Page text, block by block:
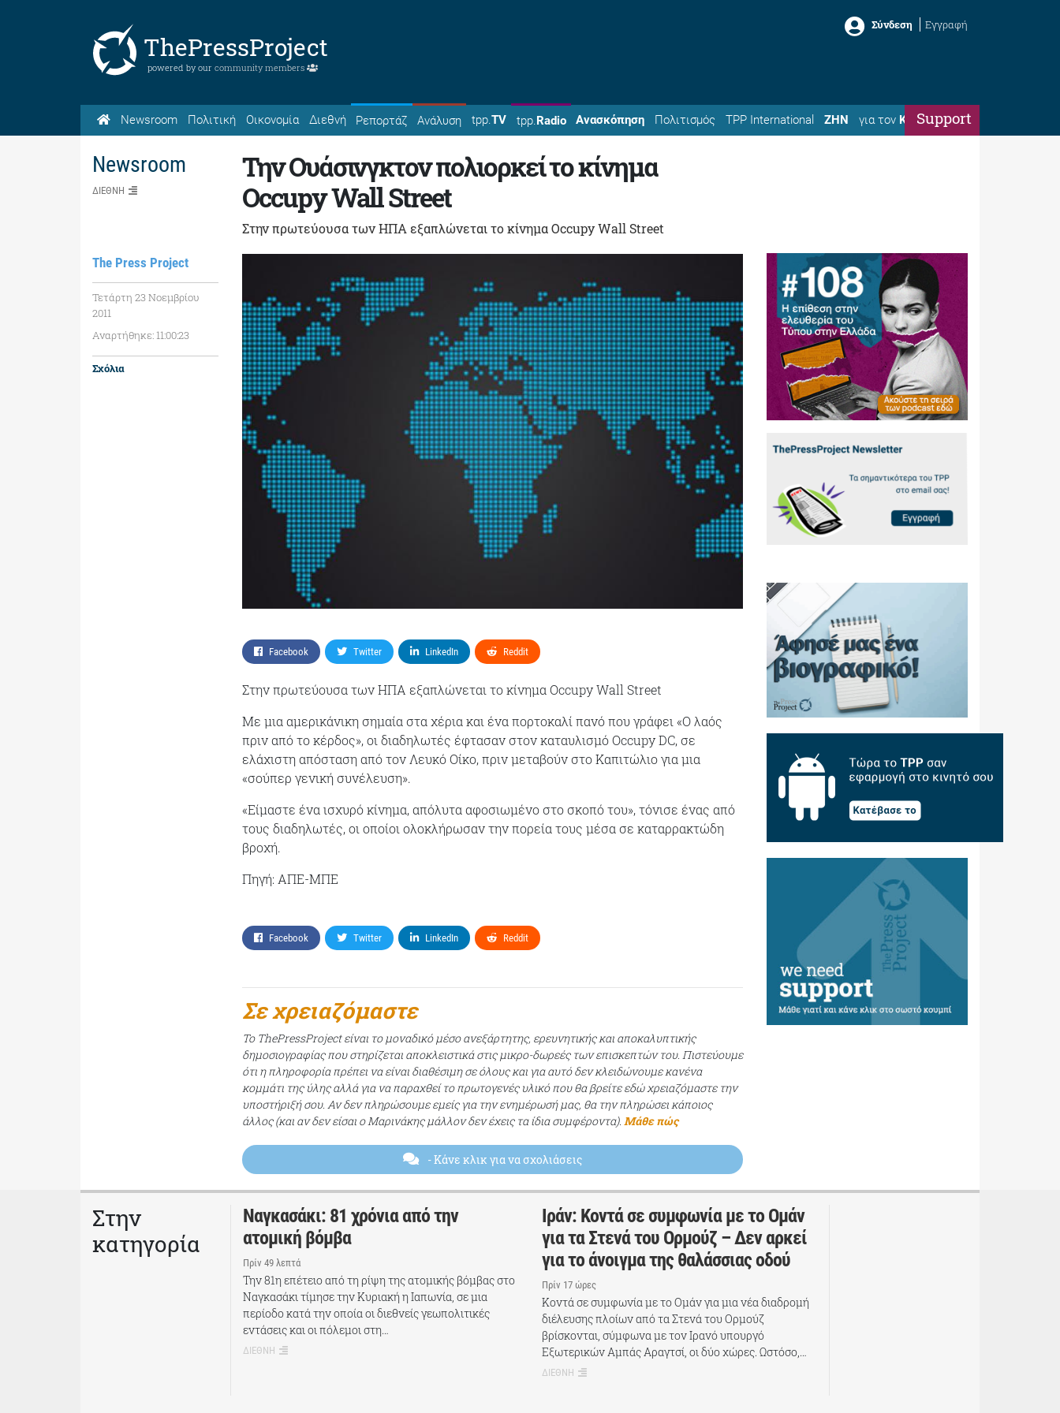
ThePressProject
powered by our community members
Σύνδεση Εγγραφή
Newsroom Πολιτική Οικονομία Διεθνή Ρεπορτάζ Ανάλυση tpp.TV tpp.Radio Ανασκόπηση Πολιτισμός TPP International ΖΗΝ για τον ΚώσταSupport
Newsroom
ΔΙΕΘΝΗ
The Press Project
Τετάρτη 23 Νοεμβρίου
2011
Αναρτήθηκε: 11:00:23
Σχόλια
Την Ουάσινγκτον πολιορκεί το κίνημα
Occupy Wall Street
Στην πρωτεύουσα των ΗΠΑ εξαπλώνεται το κίνημα Occupy Wall Street
Facebook Twitter LinkedIn Reddit
Στην πρωτεύουσα των ΗΠΑ εξαπλώνεται το κίνημα Occupy Wall Street
Με μια αμερικάνικη σημαία στα χέρια και ένα πορτοκαλί πανό που γράφει «Ο λαός
πριν από το κέρδος», οι διαδηλωτές έφτασαν στον καταυλισμό Occupy DC, σε
ελάχιστη απόσταση από τον Λευκό Οίκο, πριν μεταβούν στο Καπιτώλιο για μια
«σούπερ γενική συνέλευση».
«Είμαστε ένα ισχυρό κίνημα, απόλυτα αφοσιωμένο στο σκοπό του», τόνισε ένας από
τους διαδηλωτές, οι οποίοι ολοκλήρωσαν την πορεία τους μέσα σε καταρρακτώδη
βροχή.
Πηγή: ΑΠΕ-ΜΠΕ
Facebook Twitter LinkedIn Reddit
Σε χρειαζόμαστε
Το ThePressProject είναι το μοναδικό μέσο ανεξάρτητης, ερευνητικής και αποκαλυπτικής
δημοσιογραφίας που στηρίζεται αποκλειστικά στις μικρο-δωρεές των επισκεπτών του. Πιστεύουμε
ότι η πληροφορία πρέπει να είναι διαθέσιμη σε όλους και για αυτό δεν κλειδώνουμε κανένα
κομμάτι της ύλης αλλά για να παραχθεί το πρωτογενές υλικό που θα βρείτε εδώ χρειαζόμαστε την
υποστήριξή σου. Αν δεν πληρώσουμε εμείς για την ενημέρωσή μας, θα την πληρώσει κάποιος
άλλος (και αν δεν είσαι ο Μαρινάκης μάλλον δεν έχεις τα ίδια συμφέροντα). Μάθε πώς
- Κάνε κλικ για να σχολιάσεις
Στην
κατηγορία
Ναγκασάκι: 81 χρόνια από την
ατομική βόμβα
Πρίν 49 λεπτά
Την 81η επέτειο από τη ρίψη της ατομικής βόμβας στο
Ναγκασάκι τίμησε την Κυριακή η Ιαπωνία, σε μια
περίοδο κατά την οποία οι διεθνείς γεωπολιτικές
εντάσεις και οι πόλεμοι στη…
ΔΙΕΘΝΗ
Ιράν: Κοντά σε συμφωνία με το Ομάν
για τα Στενά του Ορμούζ – Δεν αρκεί
για το άνοιγμα της θαλάσσιας οδού
Πρίν 17 ώρες
Κοντά σε συμφωνία με το Ομάν για μια νέα διαδρομή
διέλευσης πλοίων από τα Στενά του Ορμούζ
βρίσκονται, σύμφωνα με τον Ιρανό υπουργό
Εξωτερικών Αμπάς Αραγτσί, οι δύο χώρες. Ωστόσο,…
ΔΙΕΘΝΗ